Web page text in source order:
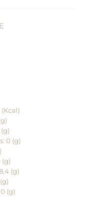
0 (g)
(g)
(g)
(g)